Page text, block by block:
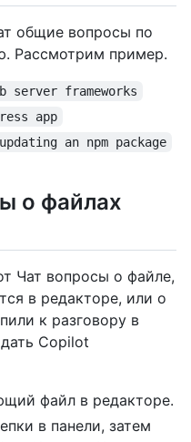
общие вопросы по
Рассмотрим пример.
server frameworks
app
an npm package
о файлах
Чат вопросы о файле,
в редакторе, или о
к разговору в
Copilot
файл в редакторе.
в панели, затем